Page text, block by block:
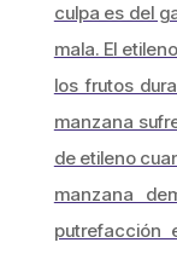
culpa es del
mala. El
los frutos
manzana
de etileno
manzana
putrefacción